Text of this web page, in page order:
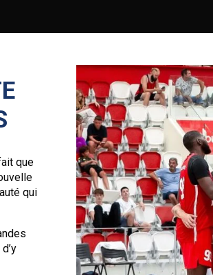
que
qui